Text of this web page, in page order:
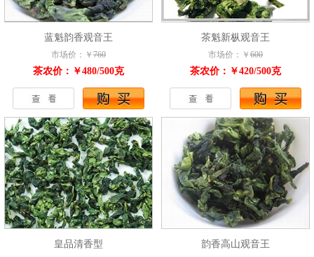
蓝魁韵香观音王
市场价：￥ 760
茶农价：￥480/500克
茶魁新枞观音王
市场价：￥ 600
茶农价：￥420/500克
皇品清香型 韵香高山观音王